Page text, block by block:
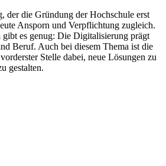
der die Gründung der Hochschule erst
Ansporn und Verpflichtung zugleich.
gibt es genug: Die Digitalisierung prägt
Beruf. Auch bei diesem Thema ist die
Stelle dabei, neue Lösungen zu
gestalten.